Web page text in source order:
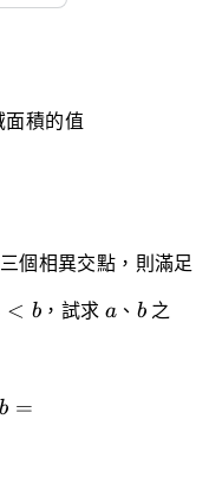
面積的值
個相異交點，則滿足
< b ，試求 a
a 、 b
b之
b =